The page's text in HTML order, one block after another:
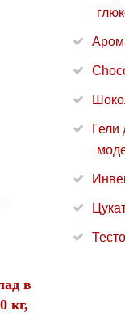
в
кг,
Гели